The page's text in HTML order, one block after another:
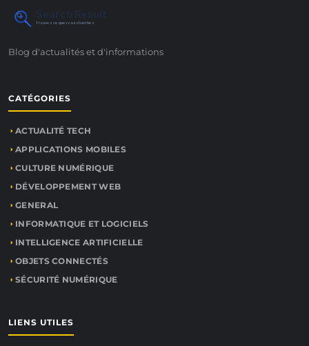
Search Result
Trouvez ce que vous cherchez
Blog d'actualités et d'informations
CATÉGORIES
ACTUALITÉ TECH
APPLICATIONS MOBILES
CULTURE NUMÉRIQUE
DÉVELOPPEMENT WEB
GENERAL
INFORMATIQUE ET LOGICIELS
INTELLIGENCE ARTIFICIELLE
OBJETS CONNECTÉS
SÉCURITÉ NUMÉRIQUE
LIENS UTILES